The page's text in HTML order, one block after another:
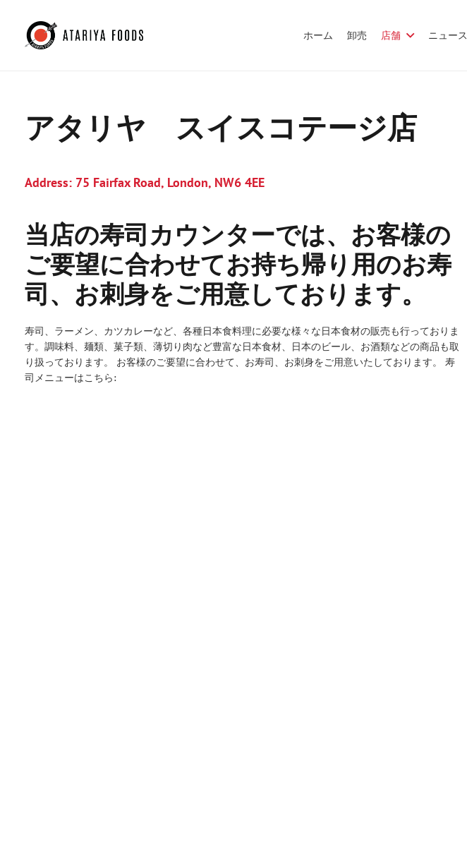
ホーム 卸売 店舗 ニュース
アタリヤ スイスコテージ店
Address: 75 Fairfax Road, London, NW6 4EE
当店の寿司カウンターでは、お客様の
ご要望に合わせてお持ち帰り用のお寿
司、お刺身をご用意しております。
寿司、ラーメン、カツカレーなど、各種日本食料理に必要な様々な日本食材の販売も行っておりま
す。調味料、麺類、菓子類、薄切り肉など豊富な日本食材、日本のビール、お酒類などの商品も取
り扱っております。 お客様のご要望に合わせて、お寿司、お刺身をご用意いたしております。 寿
司メニューはこちら: